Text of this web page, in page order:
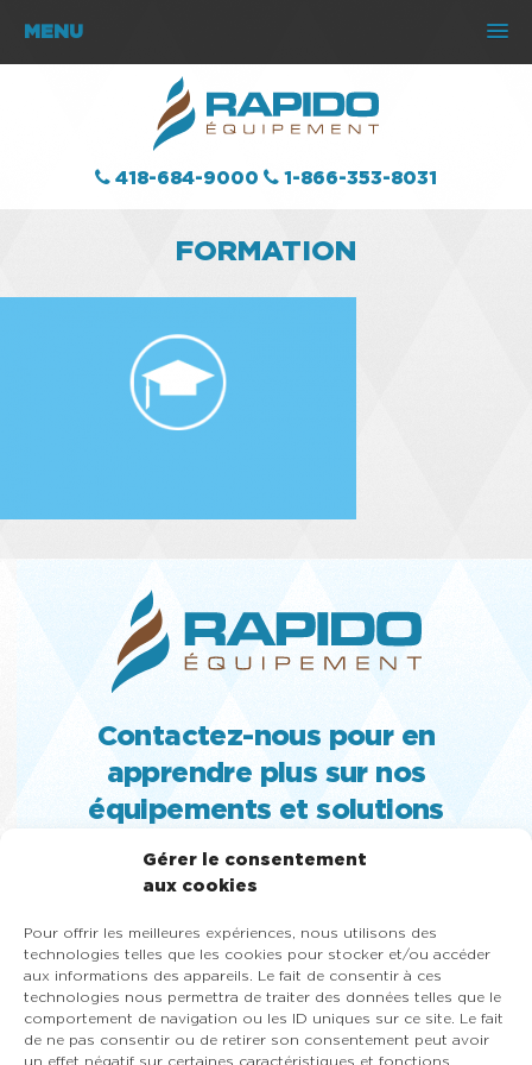
Gérer le consentement
aux cookies
Pour offrir les meilleures expériences, nous utilisons des
technologies telles que les cookies pour stocker et/ou accéder
aux informations des appareils. Le fait de consentir à ces
technologies nous permettra de traiter des données telles que le
comportement de navigation ou les ID uniques sur ce site. Le fait
de ne pas consentir ou de retirer son consentement peut avoir
un effet négatif sur certaines caractéristiques et fonctions.
MENU
418-684-9000 1-866-353-8031
FORMATION
Contactez-nous pour en
apprendre plus sur nos
équipements et solutions
MACHINE À CRÈME GLACÉE MOLLE,
TURBINE ET SORBETIÈRE À GELATO,
VITRÉ ET MACHINE À YOGOURT GLACÉ
418-684-9000
1-866-353-8031